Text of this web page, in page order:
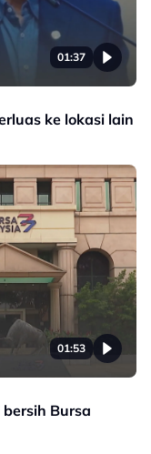
01:37
ke lokasi lain
01:53
Bursa